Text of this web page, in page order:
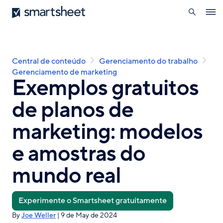
Skip
to
Smartsheet
pesquisa
Breadcrumb
Central de conteúdo
Gerenciamento do trabalho
Gerenciamento de marketing
Exemplos gratuitos
de planos de
marketing: modelos
e amostras do
mundo real
Experimente o Smartsheet gratuitamente
ByJoe Weller | 9 de May de 2024